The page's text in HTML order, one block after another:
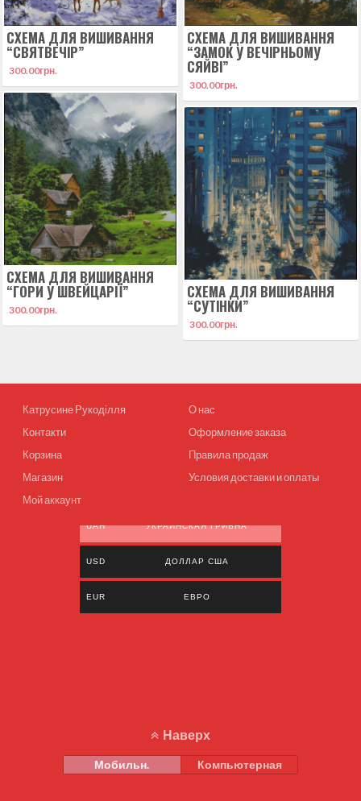
СХЕМА ДЛЯ ВИШИВАННЯ
“СВЯТВЕЧІР”
300.00грн.
СХЕМА ДЛЯ ВИШИВАННЯ
“ЗАМОК У ВЕЧІРНЬОМУ
СЯЙВІ”
300.00грн.
СХЕМА ДЛЯ ВИШИВАННЯ
“ГОРИ У ШВЕЙЦАРІЇ”
300.00грн.
СХЕМА ДЛЯ ВИШИВАННЯ
“СУТІНКИ”
300.00грн.
Катрусине Рукоділля
Контакти
Корзина
Магазин
Мой аккаунт
О нас
Оформление заказа
Правила продаж
Условия доставки и оплаты
UAH УКРАИНСКАЯ ГРИВНА
USD ДОЛЛАР США
EUR ЕВРО
Наверх
Мобильн. Компьютерная